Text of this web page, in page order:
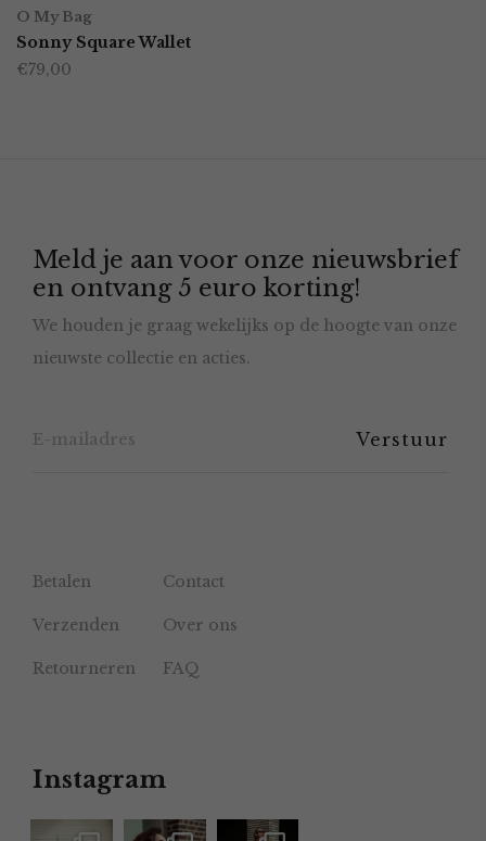
product
heeft
kan
gekozen
worden
op
productpagina
O My Bag
Sonny Square Wallet
€79,00
Meld je aan voor onze nieuwsbrief
en ontvang 5 euro korting!
We houden je graag wekelijks op de hoogte van onze
nieuwste collectie en acties.
Betalen Contact
Verzenden Over ons
Retourneren FAQ
Instagram